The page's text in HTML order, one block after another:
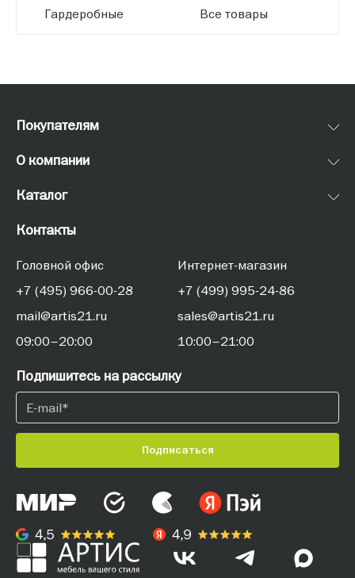
Гардеробные Все товары
Покупателям
О компании
Каталог
Контакты
Головной офис
+7 (495) 966-00-28
mail@artis21.ru
09:00–20:00
Интернет-магазин
+7 (499) 995-24-86
sales@artis21.ru
10:00–21:00
Подпишитесь на рассылку
Подписаться